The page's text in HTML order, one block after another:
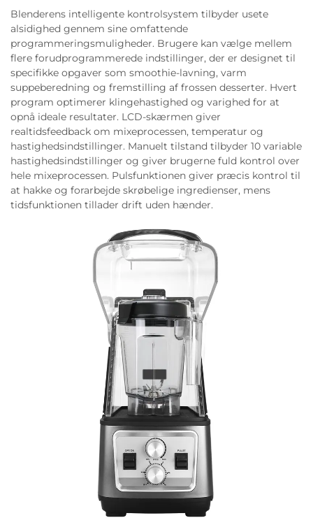
Blenderens intelligente kontrolsystem tilbyder usete
alsidighed gennem sine omfattende
programmeringsmuligheder. Brugere kan vælge mellem
flere forudprogrammerede indstillinger, der er designet til
specifikke opgaver som smoothie-lavning, varm
suppeberedning og fremstilling af frossen desserter. Hvert
program optimerer klingehastighed og varighed for at
opnå ideale resultater. LCD-skærmen giver
realtidsfeedback om mixeprocessen, temperatur og
hastighedsindstillinger. Manuelt tilstand tilbyder 10 variable
hastighedsindstillinger og giver brugerne fuld kontrol over
hele mixeprocessen. Pulsfunktionen giver præcis kontrol til
at hakke og forarbejde skrøbelige ingredienser, mens
tidsfunktionen tillader drift uden hænder.